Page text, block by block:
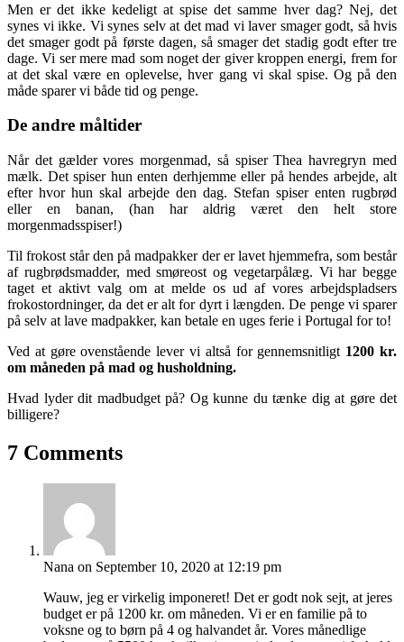
Men er det ikke kedeligt at spise det samme hver dag? Nej, det
synes vi ikke. Vi synes selv at det mad vi laver smager godt, så hvis
det smager godt på første dagen, så smager det stadig godt efter tre
dage. Vi ser mere mad som noget der giver kroppen energi, frem for
at det skal være en oplevelse, hver gang vi skal spise. Og på den
måde sparer vi både tid og penge.
De andre måltider
Når det gælder vores morgenmad, så spiser Thea havregryn med
mælk. Det spiser hun enten derhjemme eller på hendes arbejde, alt
efter hvor hun skal arbejde den dag. Stefan spiser enten rugbrød
eller en banan, (han har aldrig været den helt store
morgenmadsspiser!)
Til frokost står den på madpakker der er lavet hjemmefra, som består
af rugbrødsmadder, med smøreost og vegetarpålæg. Vi har begge
taget et aktivt valg om at melde os ud af vores arbejdspladsers
frokostordninger, da det er alt for dyrt i længden. De penge vi sparer
på selv at lave madpakker, kan betale en uges ferie i Portugal for to!
Ved at gøre ovenstående lever vi altså for gennemsnitligt 1200 kr.
om måneden på mad og husholdning.
Hvad lyder dit madbudget på? Og kunne du tænke dig at gøre det
billigere?
7 Comments
Nana on September 10, 2020 at 12:19 pm
Wauw, jeg er virkelig imponeret! Det er godt nok sejt, at jeres
budget er på 1200 kr. om måneden. Vi er en familie på to
voksne og to børn på 4 og halvandet år. Vores månedlige